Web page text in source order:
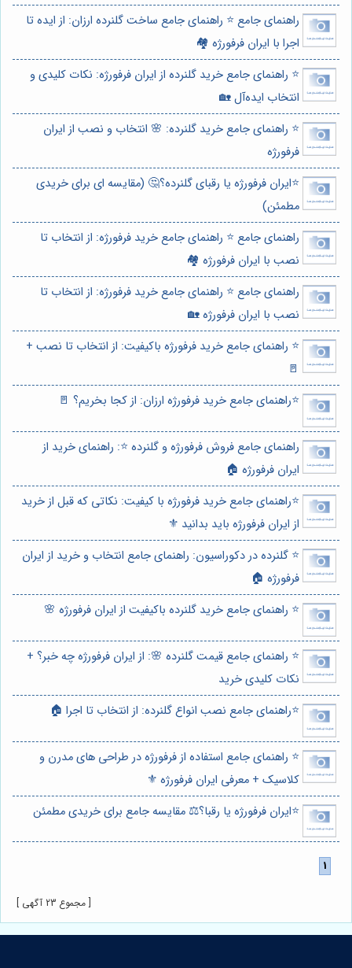
راهنمای جامع ⭐️ راهنمای جامع ساخت گلنرده ارزان: از ایده تا
اجرا با ایران فرفورژه 🏘️
⭐️ راهنمای جامع خرید گلنرده از ایران فرفورژه: نکات کلیدی و
انتخاب ایده‌آل 🏡
⭐️ راهنمای جامع خرید گلنرده: 🌸 انتخاب و نصب از ایران
فرفورژه
⭐️ایران فرفورژه یا رقبای گلنرده؟🤔 (مقایسه ای برای خریدی
مطمئن)
راهنمای جامع ⭐️ راهنمای جامع خرید فرفورژه: از انتخاب تا
نصب با ایران فرفورژه 🏘️
راهنمای جامع ⭐️ راهنمای جامع خرید فرفورژه: از انتخاب تا
نصب با ایران فرفورژه 🏡
⭐️ راهنمای جامع خرید فرفورژه باکیفیت: از انتخاب تا نصب +
🚪
⭐️راهنمای جامع خرید فرفورژه ارزان: از کجا بخریم؟ 🚪
راهنمای جامع فروش فرفورژه و گلنرده ⭐️: راهنمای خرید از
ایران فرفورژه 🏠
⭐️راهنمای جامع خرید فرفورژه با کیفیت: نکاتی که قبل از خرید
از ایران فرفورژه باید بدانید ⚜️
⭐️ گلنرده در دکوراسیون: راهنمای جامع انتخاب و خرید از ایران
فرفورژه 🏠
⭐️ راهنمای جامع خرید گلنرده باکیفیت از ایران فرفورژه 🌸
⭐️ راهنمای جامع قیمت گلنرده 🌸: از ایران فرفورژه چه خبر؟ +
نکات کلیدی خرید
⭐️راهنمای جامع نصب انواع گلنرده: از انتخاب تا اجرا 🏠
⭐️ راهنمای جامع استفاده از فرفورژه در طراحی های مدرن و
کلاسیک + معرفی ایران فرفورژه ⚜️
⭐️ایران فرفورژه یا رقبا؟⚖️ مقایسه جامع برای خریدی مطمئن
[ مجموع 23 آگهی ]